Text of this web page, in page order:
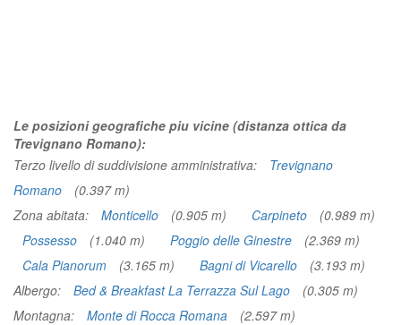
Le posizioni geografiche piu vicine (distanza ottica da
Trevignano Romano):
Terzo livello di suddivisione amministrativa:
Trevignano
Romano
(0.397 m)
Zona abitata:
Monticello (0.905 m) Carpineto
(0.989 m)
Possesso
(1.040 m) Poggio delle Ginestre
(2.369 m)
Cala Pianorum
(3.165 m) Bagni di Vicarello
(3.193 m)
Albergo:
Bed & Breakfast La Terrazza Sul Lago
(0.305 m)
Montagna:
Monte di Rocca Romana
(2.597 m)